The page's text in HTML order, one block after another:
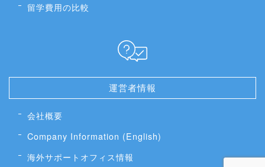
留学費用の比較
運営者情報
会社概要
Company Information (English)
海外サポートオフィス情報